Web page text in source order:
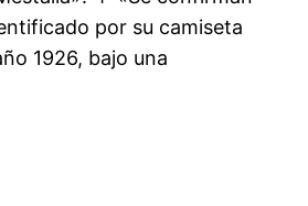
por su camiseta
1926, bajo una